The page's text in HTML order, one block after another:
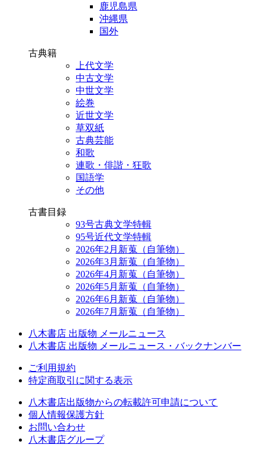
鹿児島県
沖縄県
国外
古典籍
上代文学
中古文学
中世文学
絵巻
近世文学
草双紙
古典芸能
和歌
連歌・俳諧・狂歌
国語学
その他
古書目録
93号古典文学特輯
95号近代文学特輯
2026年2月新蒐（自筆物）
2026年3月新蒐（自筆物）
2026年4月新蒐（自筆物）
2026年5月新蒐（自筆物）
2026年6月新蒐（自筆物）
2026年7月新蒐（自筆物）
八木書店 出版物 メールニュース
八木書店 出版物 メールニュース・バックナンバー
ご利用規約
特定商取引に関する表示
八木書店出版物からの転載許可申請について
個人情報保護方針
お問い合わせ
八木書店グループ